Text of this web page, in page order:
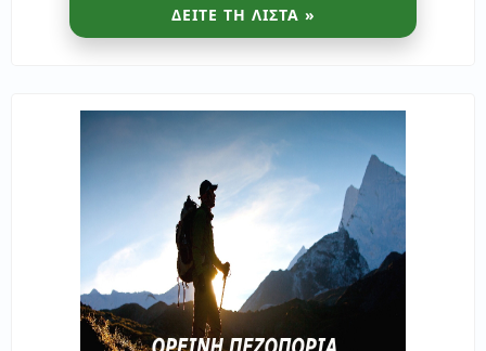
ΔΕΙΤΕ ΤΗ ΛΙΣΤΑ »